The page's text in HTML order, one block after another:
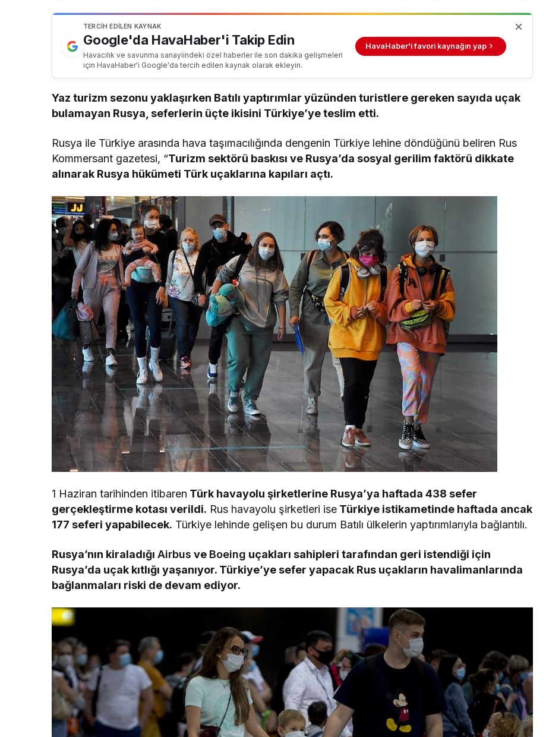
TERCIH EDILEN KAYNAK
Google'da HavaHaber'i Takip Edin
Havacılık ve savunma sanayiindeki özel haberler ile son dakika gelişmeleri
için HavaHaber'i Google'da tercih edilen kaynak olarak ekleyin.
HavaHaber'i favori kaynağın yap
Yaz turizm sezonu yaklaşırken Batılı yaptırımlar yüzünden turistlere gereken sayıda uçak
bulamayan Rusya, seferlerin üçte ikisini Türkiye’ye teslim etti.
Rusya ile Türkiye arasında hava taşımacılığında dengenin Türkiye lehine döndüğünü beliren Rus
Kommersant gazetesi, “Turizm sektörü baskısı ve Rusya’da sosyal gerilim faktörü dikkate
alınarak Rusya hükümeti Türk uçaklarına kapıları açtı.
1 Haziran tarihinden itibaren Türk havayolu şirketlerine Rusya’ya haftada 438 sefer
gerçekleştirme kotası verildi. Rus havayolu şirketleri ise Türkiye istikametinde haftada ancak
177 seferi yapabilecek. Türkiye lehinde gelişen bu durum Batılı ülkelerin yaptırımlarıyla bağlantılı.
Rusya’nın kiraladığıAirbus ve Boeing uçakları sahipleri tarafından geri istendiği için
Rusya’da uçak kıtlığı yaşanıyor. Türkiye’ye sefer yapacak Rus uçakların havalimanlarında
bağlanmaları riski de devam ediyor.